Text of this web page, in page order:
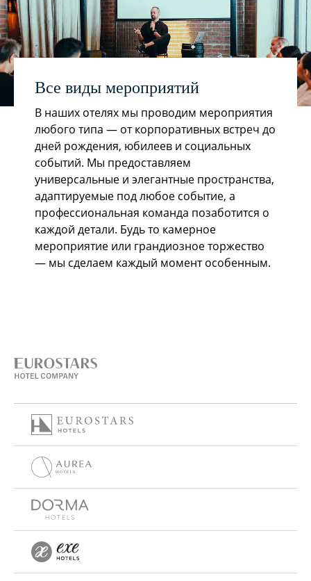
Все виды мероприятий
В наших отелях мы проводим мероприятия
любого типа — от корпоративных встреч до
дней рождения, юбилеев и социальных
событий. Мы предоставляем
универсальные и элегантные пространства,
адаптируемые под любое событие, а
профессиональная команда позаботится о
каждой детали. Будь то камерное
мероприятие или грандиозное торжество
— мы сделаем каждый момент особенным.